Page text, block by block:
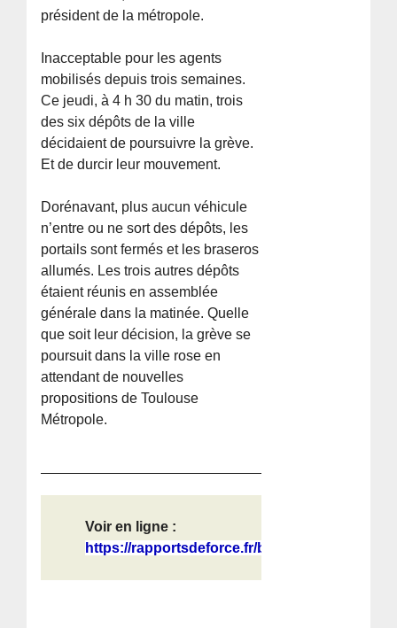
président de la métropole.
Inacceptable pour les agents
mobilisés depuis trois semaines.
Ce jeudi, à 4 h 30 du matin, trois
des six dépôts de la ville
décidaient de poursuivre la grève.
Et de durcir leur mouvement.
Dorénavant, plus aucun véhicule
n’entre ou ne sort des dépôts, les
portails sont fermés et les braseros
allumés. Les trois autres dépôts
étaient réunis en assemblée
générale dans la matinée. Quelle
que soit leur décision, la grève se
poursuit dans la ville rose en
attendant de nouvelles
propositions de Toulouse
Métropole.
Voir en ligne :
https://rapportsdeforce.fr/breves/e...